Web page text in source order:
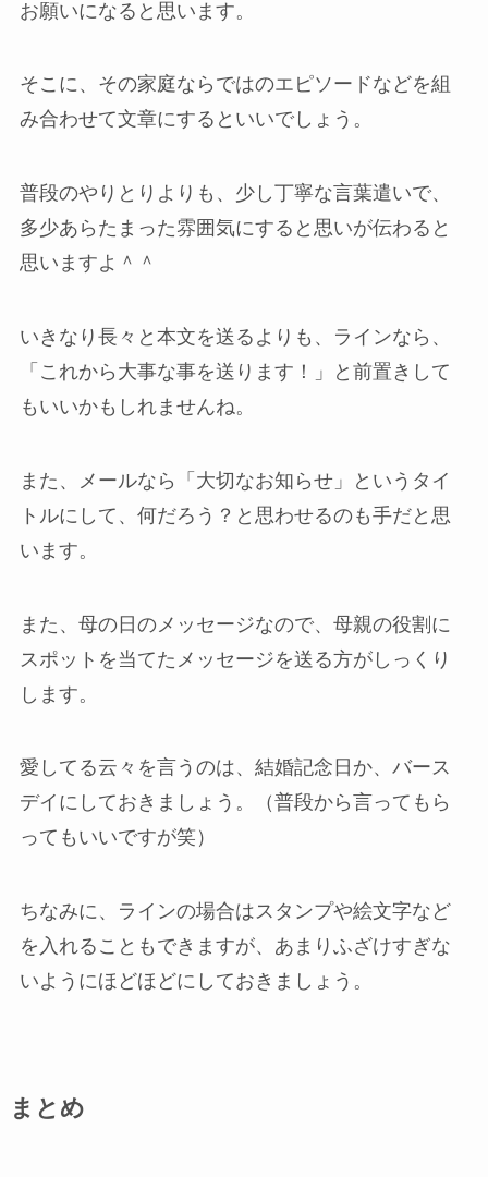
お願いになると思います。
そこに、その家庭ならではのエピソードなどを組
み合わせて文章にするといいでしょう。
普段のやりとりよりも、少し丁寧な言葉遣いで、
多少あらたまった雰囲気にすると思いが伝わると
思いますよ＾＾
いきなり長々と本文を送るよりも、ラインなら、
「これから大事な事を送ります！」と前置きして
もいいかもしれませんね。
また、メールなら「大切なお知らせ」というタイ
トルにして、何だろう？と思わせるのも手だと思
います。
また、母の日のメッセージなので、母親の役割に
スポットを当てたメッセージを送る方がしっくり
します。
愛してる云々を言うのは、結婚記念日か、バース
デイにしておきましょう。（普段から言ってもら
ってもいいですが笑）
ちなみに、ラインの場合はスタンプや絵文字など
を入れることもできますが、あまりふざけすぎな
いようにほどほどにしておきましょう。
まとめ